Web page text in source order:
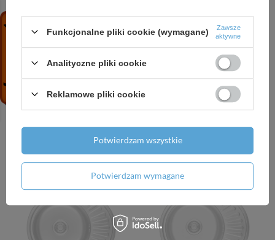
CHWILOWO NIEDOSTĘPNY
151,76 zł / szt.
CHWILOWO NIEDOSTĘPNY
NORMAL zlewozmywak
jednokomorowy z
ociekaczem
Funkcjonalne pliki cookie (wymagane)
Zawsze
aktywne
Analityczne pliki cookie
Reklamowe pliki cookie
Potwierdzam wymagane
Potwierdzam wszystkie